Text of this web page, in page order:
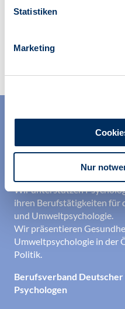
Statistiken
Marketing
Nur
Termin exportieren
Wir unterstützen
ihren Berufstätigkeiten für
und Umweltpsychologie.
Wir präsentieren
Umweltpsychologie in der
Politik.
Berufsverband Deutscher
Psychologen